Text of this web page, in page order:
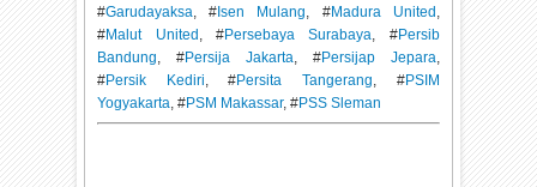
#Garudayaksa, # Isen Mulang, #Madura United ,
#Malut United , #Persebaya Surabaya, #Persib
Bandung, #Persija Jakarta, #Persijap Jepara,
#Persik Kediri, #Persita Tangerang, #PSIM
Yogyakarta, #PSM Makassar, #PSS Sleman